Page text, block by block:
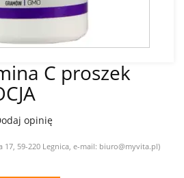
C proszek
opinię
59-220 Legnica, e-mail: biuro@myvita.pl)